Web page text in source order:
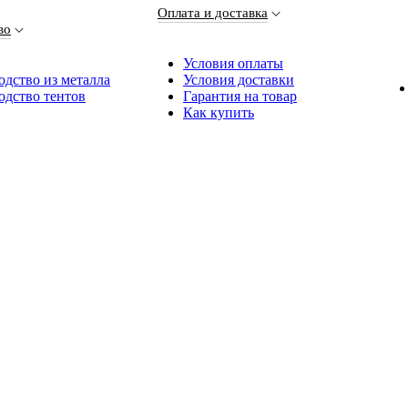
из металла
тентов
Оплата и доставка
Условия оплаты
Условия доставки
Гарантия на товар
Как купить